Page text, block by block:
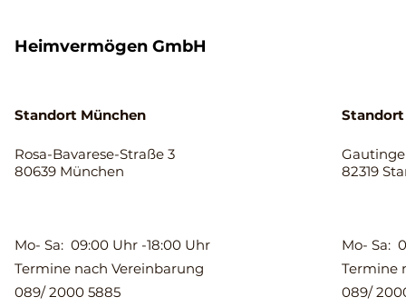
Heimvermögen GmbH
Standort München
Rosa-Bavarese-Straße 3
80639 München
82319
Mo- Sa: 09:00 Uhr -18:00 Uhr
Termine nach Vereinbarung
089/ 2000 5885
Mo- Sa:
Termine
089/